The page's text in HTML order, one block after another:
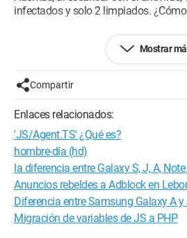
infectados y solo 2 limpiados.
No sé realmente qué hacer para
sería bueno si alguien pudiera
¡Muchas gracias!
Configuración: Windows 7 / Firefox
Mostrar
Compartir
Enlaces relacionados:
'JS/Agent.TS' ¿Qué es?
hombre-día (hd)
la diferencia entre Galaxy S, J, A,
Anuncios rebeldes a Adblock en
Diferencia entre Samsung Galaxy A y
Migración de variables de JS a PHP